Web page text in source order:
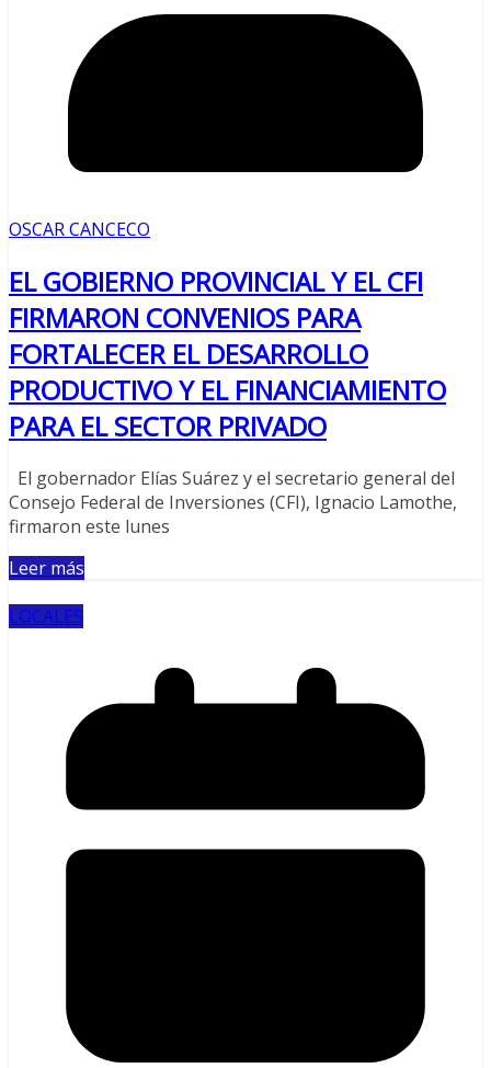
OSCAR CANCECO
EL GOBIERNO PROVINCIAL Y EL CFI
FIRMARON CONVENIOS PARA
FORTALECER EL DESARROLLO
PRODUCTIVO Y EL FINANCIAMIENTO
PARA EL SECTOR PRIVADO
El gobernador Elías Suárez y el secretario general del
Consejo Federal de Inversiones (CFI), Ignacio Lamothe,
firmaron este lunes
Leer más
LOCALES